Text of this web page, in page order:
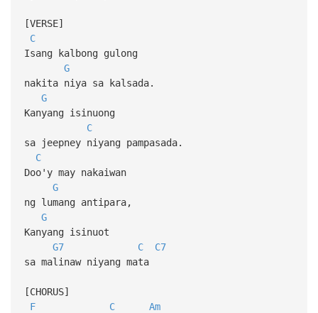
[VERSE]
C
Isang kalbong gulong
G
nakita niya sa kalsada.
G
Kanyang isinuong
C
sa jeepney niyang pampasada.
C
Doo'y may nakaiwan
G
ng lumang antipara,
G
Kanyang isinuot
G7
C
C7
sa malinaw niyang mata
[CHORUS]
F
C
Am